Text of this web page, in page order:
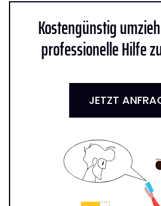
Kostengünstig
professionelle Hilfe
JETZT